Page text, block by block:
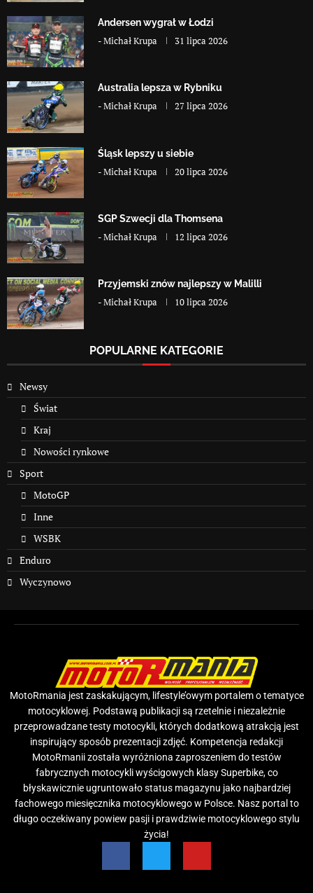
Andersen wygrał w Łodzi
-Michał Krupa 31 lipca 2026
Australia lepsza w Rybniku
-Michał Krupa 27 lipca 2026
Śląsk lepszy u siebie
-Michał Krupa 20 lipca 2026
SGP Szwecji dla Thomsena
-Michał Krupa 12 lipca 2026
Przyjemski znów najlepszy w Malilli
-Michał Krupa 10 lipca 2026
POPULARNE KATEGORIE
Newsy
Świat
Kraj
Nowości rynkowe
Sport
MotoGP
Inne
WSBK
Enduro
Wyczynowo
MotoRmania jest zaskakującym, lifestyle’owym portalem o tematyce
motocyklowej. Podstawą publikacji są rzetelnie i niezależnie
przeprowadzane testy motocykli, których dodatkową atrakcją jest
inspirujący sposób prezentacji zdjęć. Kompetencja redakcji
MotoRmanii została wyróżniona zaproszeniem do testów
fabrycznych motocykli wyścigowych klasy Superbike, co
błyskawicznie ugruntowało status magazynu jako najbardziej
fachowego miesięcznika motocyklowego w Polsce. Nasz portal to
długo oczekiwany powiew pasji i prawdziwie motocyklowego stylu
życia!